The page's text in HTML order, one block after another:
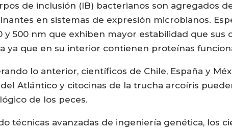
de inclusión (IB) bacterianos son agregados
en sistemas de expresión microbianos.
y 500 nm que exhiben mayor estabilidad que
ya que en su interior contienen proteínas
lo anterior, científicos de Chile, España y
Atlántico y citocinas de la trucha arcoíris
de los peces.
técnicas avanzadas de ingeniería genética, los